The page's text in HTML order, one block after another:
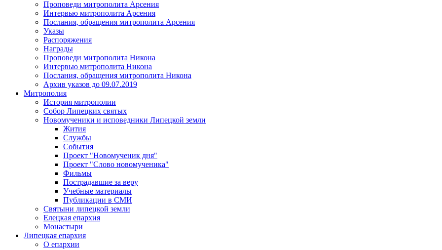
Проповеди митрополита Арсения
Интервью митрополита Арсения
Послания, обращения митрополита Арсения
Указы
Распоряжения
Награды
Проповеди митрополита Никона
Интервью митрополита Никона
Послания, обращения митрополита Никона
Архив указов до 09.07.2019
Митрополия
История митрополии
Собор Липецких святых
Новомученики и исповедники Липецкой земли
Жития
Службы
События
Проект "Новомученик дня"
Проект "Слово новомученика"
Фильмы
Пострадавшие за веру
Учебные материалы
Публикации в СМИ
Святыни липецкой земли
Елецкая епархия
Монастыри
Липецкая епархия
О епархии